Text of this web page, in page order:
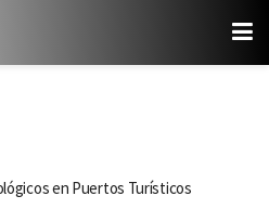
en Puertos Turísticos